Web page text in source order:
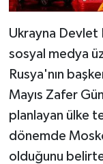
Ukrayna Devlet
sosyal medya
Rusya'nın
Mayıs Zafer
planlayan ülke
dönemde
olduğunu